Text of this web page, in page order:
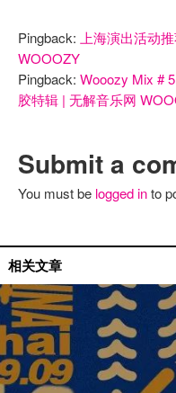
Pingback: 上海演出活动
WOOOZY
Pingback: Wooozy Mix #
胶特辑 | 无解音乐网
Submit a
You must be logged into
相关文章
国内艺人